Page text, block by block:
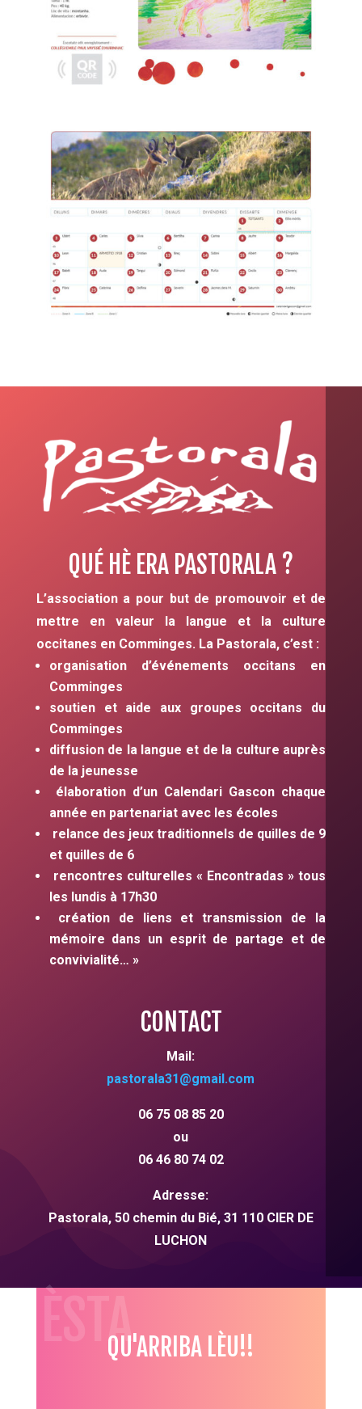
QUÉ HÈ ERA PASTORALA ?
L’association a pour but de promouvoir et de
mettre en valeur la langue et la culture
occitanes en Comminges. La Pastorala, c’est :
organisation d’événements occitans en
Comminges
soutien et aide aux groupes occitans du
Comminges
diffusion de la langue et de la culture auprès
de la jeunesse
élaboration d’un Calendari Gascon chaque
année en partenariat avec les écoles
relance des jeux traditionnels de quilles de 9
et quilles de 6
rencontres culturelles « Encontradas » tous
les lundis à 17h30
création de liens et transmission de la
mémoire dans un esprit de partage et de
convivialité… »
CONTACT
Mail:
pastorala31@gmail.com
06 75 08 85 20
ou
06 46 80 74 02
Adresse:
Pastorala, 50 chemin du Bié, 31 110 CIER DE
LUCHON
HÈSTAQU'ARRIBA LÈU!!